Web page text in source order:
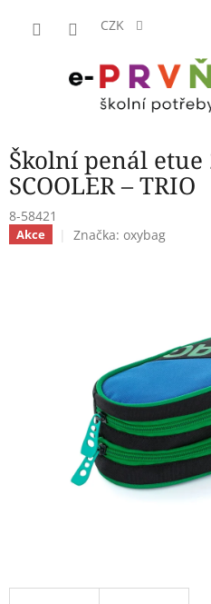
CZK
Školní penál etue
SCOOLER – TRIO
8-58421
Akce Značka: oxybag